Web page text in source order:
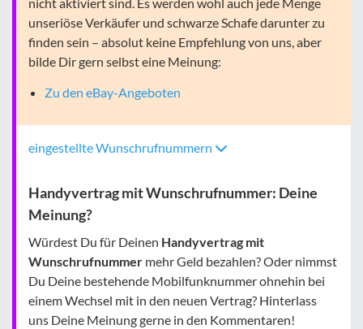
unseriöse Verkäufer und schwarze Schafe darunter zu
finden sein – absolut keine Empfehlung von uns, aber
bilde Dir gern selbst eine Meinung:
Zu den eBay-Angeboten
eingestellte Wunschrufnummern
Handyvertrag mit Wunschrufnummer: Deine
Meinung?
Würdest Du für Deinen Handyvertrag mit
Wunschrufnummer mehr Geld bezahlen? Oder nimmst
Du Deine bestehende Mobilfunknummer ohnehin bei
einem Wechsel mit in den neuen Vertrag? Hinterlass
uns Deine Meinung gerne in den Kommentaren!